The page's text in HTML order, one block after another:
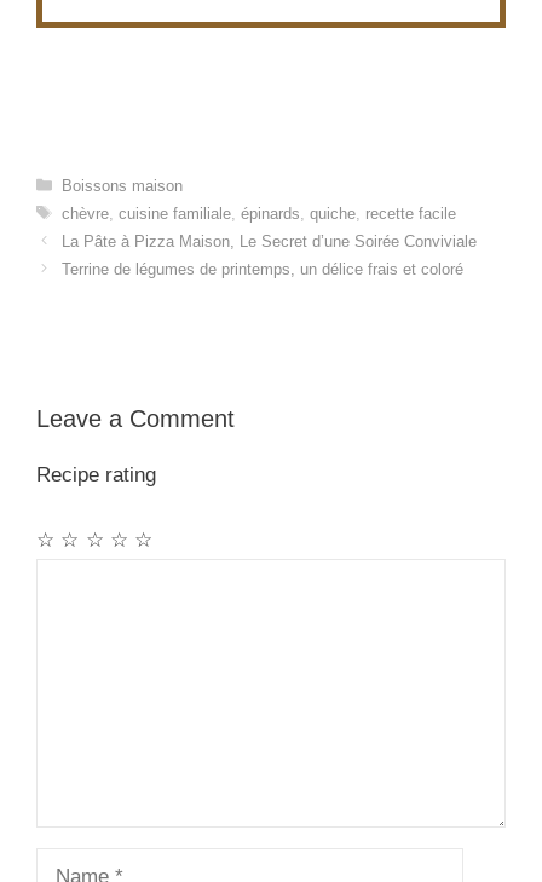
Categories
Boissons maison
Tags
chèvre, cuisine familiale, épinards quiche, recette facile
La Pâte à Pizza Maison, Le Secret d’une Soirée Conviviale
Terrine de légumes de printemps, un délice frais et coloré
Leave a Comment
Recipe rating
☆
☆
☆
☆
☆